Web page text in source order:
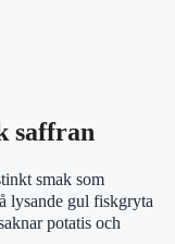
saffran
smak som
lysande gul fiskgryta
potatis och